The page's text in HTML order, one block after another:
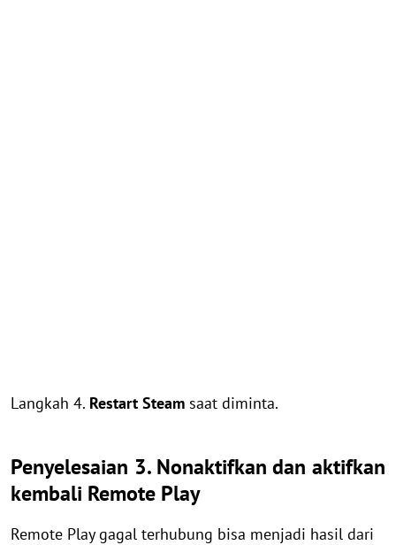
Langkah 4. Restart Steam saat diminta.
Penyelesaian 3. Nonaktifkan dan aktifkan
kembali Remote Play
Remote Play gagal terhubung bisa menjadi hasil dari